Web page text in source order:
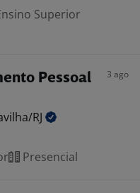
Superior
Pessoal
3 ago
RJ
Presencial